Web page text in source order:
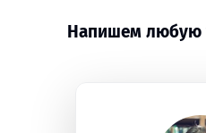
Напишем любую